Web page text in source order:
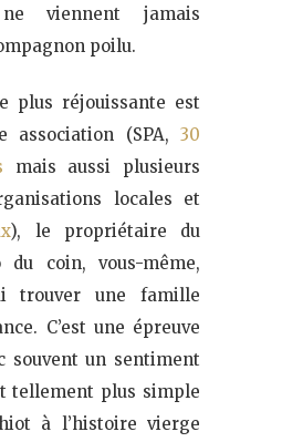
viennent jamais
poilu.
plus réjouissante est
association (SPA, 30
mais aussi plusieurs
locales et
), le propriétaire du
coin, vous-même,
trouver une famille
C’est une épreuve
souvent un sentiment
tellement plus simple
à l’histoire vierge